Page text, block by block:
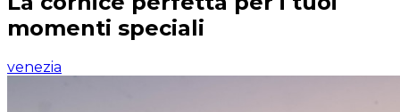
momenti speciali
venezia